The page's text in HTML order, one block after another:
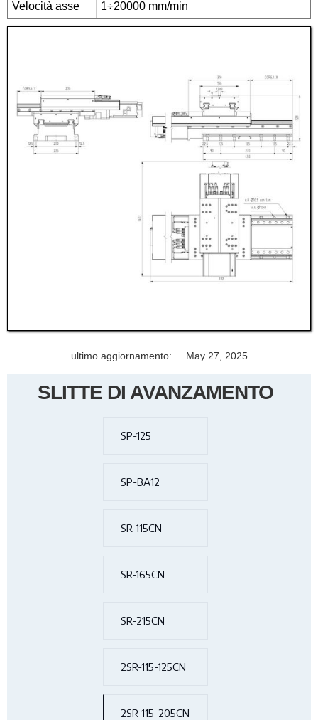
Velocità asse 1÷20000 mm/min
ultimo aggiornamento: May 27, 2025
SLITTE DI AVANZAMENTO
SP-125
SP-BA12
SR-115CN
SR-165CN
SR-215CN
2SR-115-125CN
2SR-115-205CN